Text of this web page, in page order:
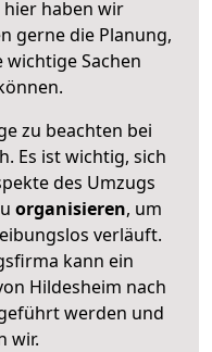
hier haben wir
gerne die Planung,
wichtige Sachen
zu beachten bei
Es ist wichtig, sich
des Umzugs
organisieren, um
verläuft.
kann ein
Hildesheim nach
werden und
wir.